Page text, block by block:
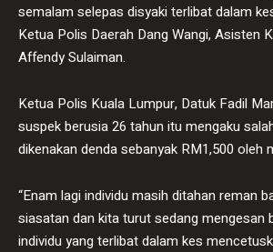
semalam selepas disyaki terlibat dalam
Ketua Polis Daerah Dang Wangi, Asisten
Affendy Sulaiman.
Ketua Polis Kuala Lumpur, Datuk Fadil
suspek berusia 26 tahun itu mengaku
dikenakan denda sebanyak RM1,500 oleh
“Enam lagi individu masih ditahan reman
siasatan dan kita turut sedang mengesan
individu yang terlibat dalam kes